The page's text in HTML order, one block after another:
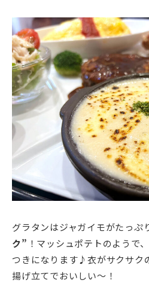
グラタンはジャガイモがたっぷ
ク” ！マッシュポテトのようで
つきになります♪衣がサクサク
揚げ立てでおいしい～！